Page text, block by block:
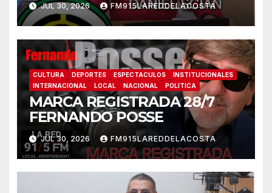
JUL 30, 2026 FM915LAREDDELACOSTA
CULTURA DEPORTES ESPECTACULOS
INSTITUCIONALES
INTERNACIONAL
LOCAL NACIONAL POLITICA
MARCA REGISTRADA 28/7
FERNANDO POSSE
JUL 30, 2026 FM915LAREDDELACOSTA